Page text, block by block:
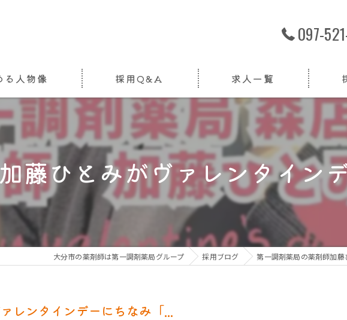
097-
る人物像 採用Q&A 求人一覧
藤ひとみがヴァレンタイン
大分市の薬剤師は第一調剤薬局グループ 採用ブログ 第一調剤薬局の薬剤師加藤
レンタインデーにちなみ「...